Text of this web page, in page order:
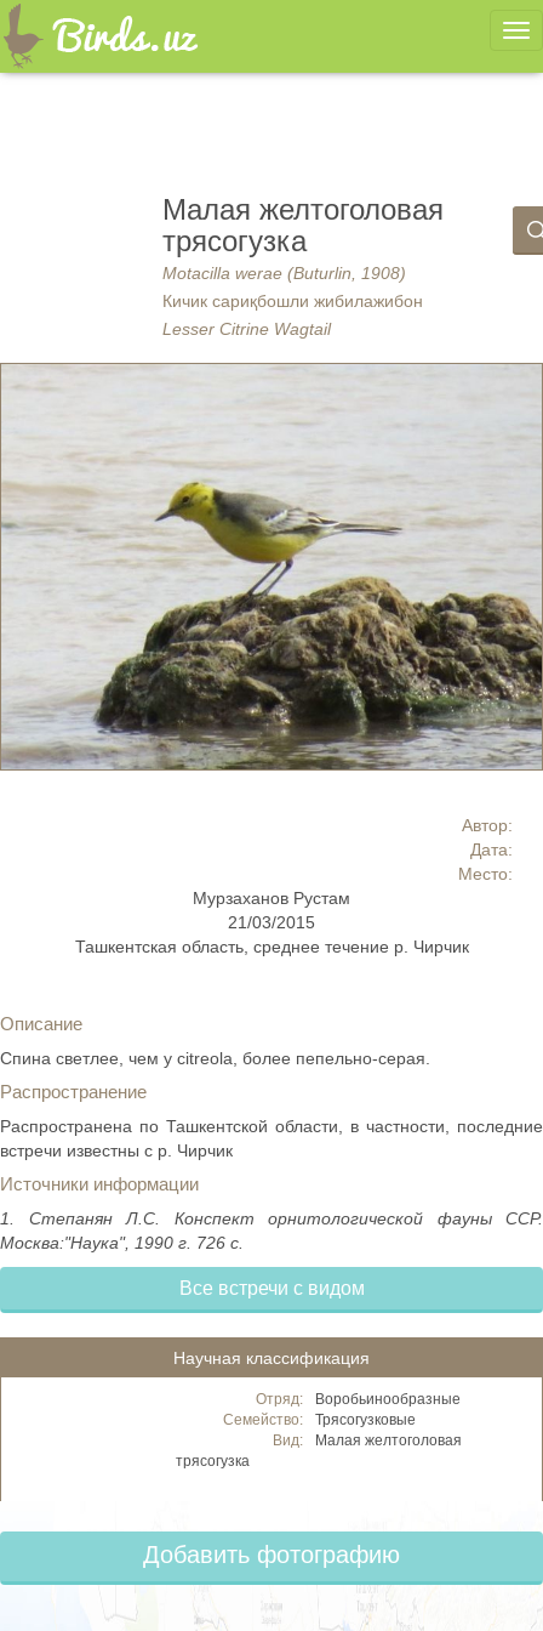
Малая желтоголовая
трясогузка
Motacilla werae (Buturlin, 1908)
Кичик сариқбошли жибилажибон
Lesser Citrine Wagtail
Автор:
Дата:
Место:
Мурзаханов Рустам
21/03/2015
Ташкентская область, среднее течение р. Чирчик
Описание
Спина светлее, чем у citreola, более пепельно-серая.
Распространение
Распространена по Ташкентской области, в частности, последние
встречи известны с р. Чирчик
Источники информации
1. Степанян Л.С. Конспект орнитологической фауны ССР.
Москва:"Наука", 1990 г. 726 с.
Все встречи с видом
Научная классификация
Отряд:
Воробьинообразные
Семейство:
Трясогузковые
Вид:
Малая желтоголовая
трясогузка
Добавить фотографию